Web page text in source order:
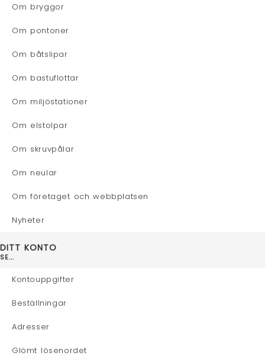
Om bryggor
Om pontoner
Om båtslipar
Om bastuflottar
Om miljöstationer
Om elstolpar
Om skruvpålar
Om neular
Om företaget och webbplatsen
Nyheter
DITT KONTO
SE...
Kontouppgifter
Beställningar
Adresser
Glömt lösenordet